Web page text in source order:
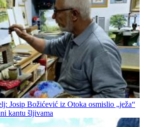
Josip Božićević iz Otoka osmislio „ježa“
kantu šljivama